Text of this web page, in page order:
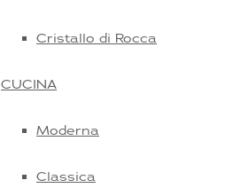
Cristallo di Rocca
CUCINA
Moderna
Classica